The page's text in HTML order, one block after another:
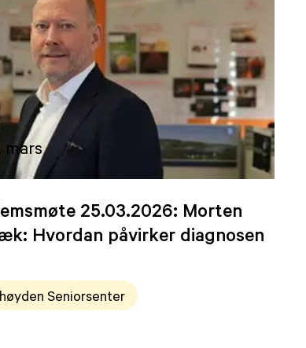
mars
25.03.2026: Morten
Hvordan påvirker diagnosen
Seniorsenter